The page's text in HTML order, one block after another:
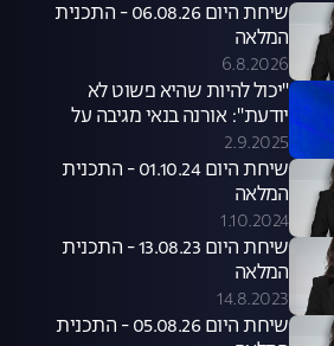
שיחת היום 06.08.26 - התכנית
המלאה
6.8.2026
"יכול להיות שהיא פשוט לא
יודעת": אורנה בנאי מגיבה על
סערת קניית הכלבים שעוררה קרן
פלס
2.9.2025
שיחת היום 01.10.24 - התכנית
המלאה
1.10.2024
שיחת היום 13.08.23 - התכנית
המלאה
14.8.2023
שיחת היום 05.08.26 - התכנית